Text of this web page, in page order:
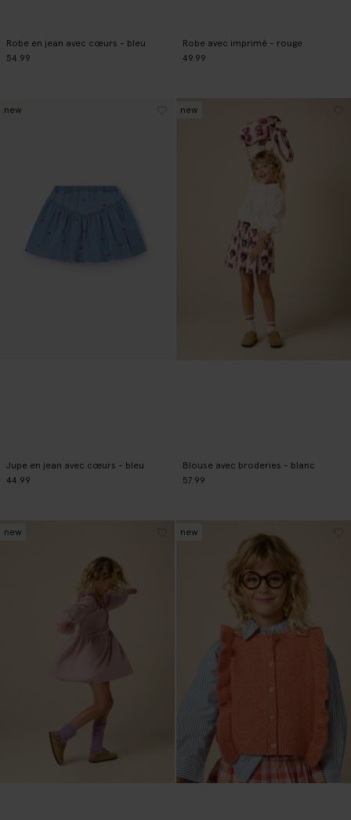
Robe en jean avec cœurs - bleu
54.99
Robe avec imprimé - rouge
49.99
Jupe en jean avec cœurs - bleu
44.99
new
Blouse avec broderies - blanc
57.99
new
new new